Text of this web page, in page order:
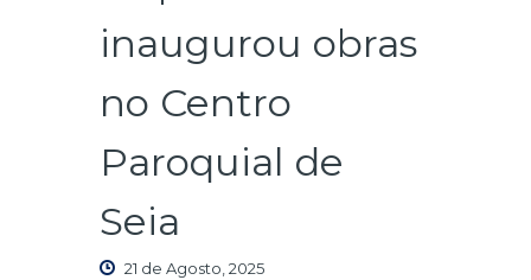
inaugurou obras
no Centro
Paroquial de
Seia
21 de Agosto, 2025